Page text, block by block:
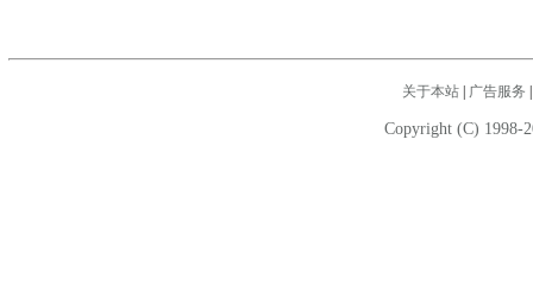
关于本站| 广告服务
Copyright (C) 1998-